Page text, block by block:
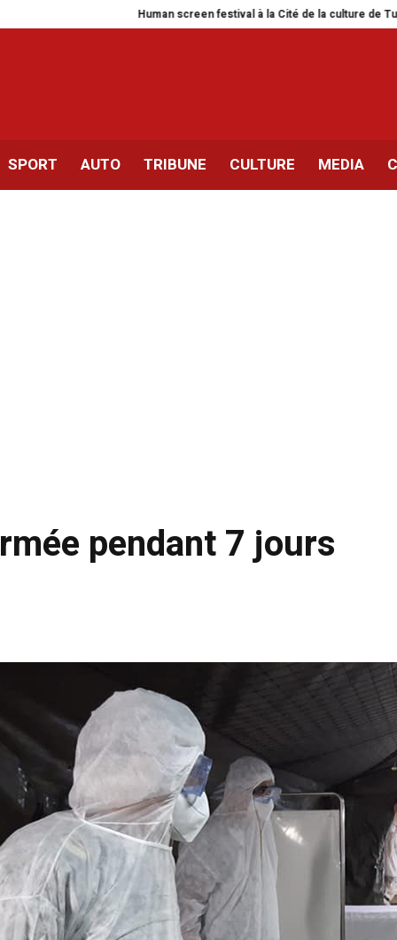
Human screen festival à la Cité de la culture de Tunis
SPORT AUTO TRIBUNE CULTURE MEDIA
pendant 7 jours